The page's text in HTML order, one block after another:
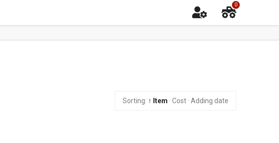
0
Sorting: ↑ Item · Cost · Adding date